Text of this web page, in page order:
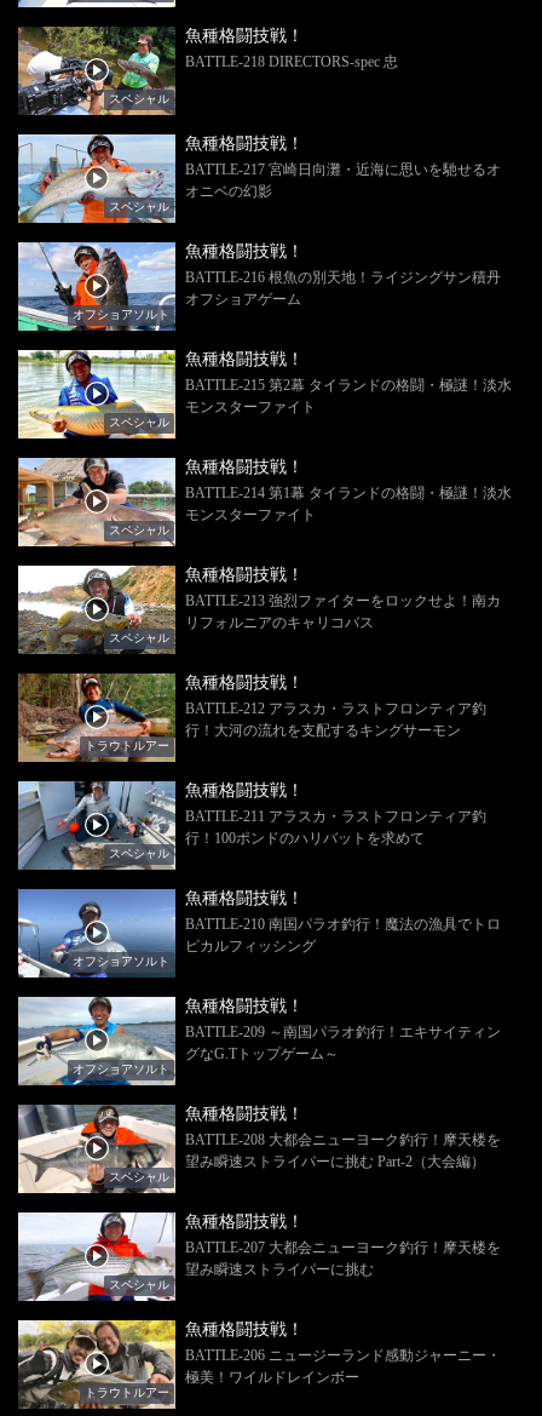
スペシャル
魚種格闘技戦！
BATTLE-218 DIRECTORS‐spec 忠
スペシャル
魚種格闘技戦！
BATTLE-217 宮崎日向灘・近海に思いを馳せるオ
オニベの幻影
オフショアソルト
魚種格闘技戦！
BATTLE-216 根魚の別天地！ライジングサン積丹
オフショアゲーム
スペシャル
魚種格闘技戦！
BATTLE-215 第2幕 タイランドの格闘・極謎！淡水
モンスターファイト
スペシャル
魚種格闘技戦！
BATTLE-214 第1幕 タイランドの格闘・極謎！淡水
モンスターファイト
スペシャル
魚種格闘技戦！
BATTLE-213 強烈ファイターをロックせよ！南カ
リフォルニアのキャリコバス
トラウトルアー
魚種格闘技戦！
BATTLE-212 アラスカ・ラストフロンティア釣
行！大河の流れを支配するキングサーモン
スペシャル
魚種格闘技戦！
BATTLE-211 アラスカ・ラストフロンティア釣
行！100ポンドのハリバットを求めて
オフショアソルト
魚種格闘技戦！
BATTLE-210 南国パラオ釣行！魔法の漁具でトロ
ピカルフィッシング
オフショアソルト
魚種格闘技戦！
BATTLE-209 ～南国パラオ釣行！エキサイティン
グなG.Tトップゲーム～
スペシャル
魚種格闘技戦！
BATTLE-208 大都会ニューヨーク釣行！摩天楼を
望み瞬速ストライパーに挑む Part-2（大会編）
スペシャル
魚種格闘技戦！
BATTLE-207 大都会ニューヨーク釣行！摩天楼を
望み瞬速ストライパーに挑む
トラウトルアー
魚種格闘技戦！
BATTLE-206 ニュージーランド感動ジャーニー・
極美！ワイルドレインボー